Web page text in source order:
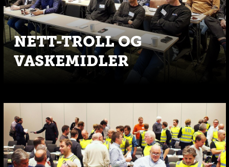
NETT-TROLL OG
VASKEMIDLER